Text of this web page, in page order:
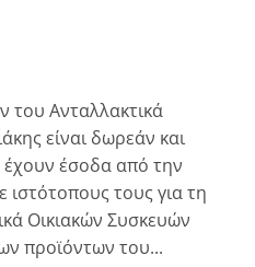
Ανταλλακτικά
είναι δωρεάν και
έχουν έσοδα από την
τους για τη
Οικιακών Συσκευών
προϊόντων του...